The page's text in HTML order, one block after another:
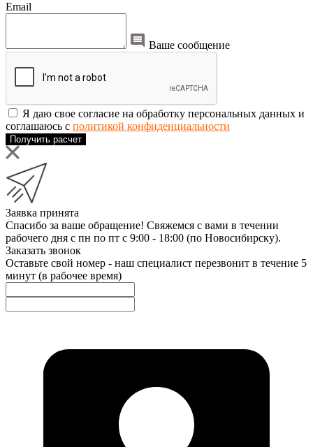
Email
Ваше сообщение
Я даю свое согласие на обработку персональных данных и
соглашаюсь с политикой конфиденциальности
Получить расчет
Заявка принята
Спасибо за ваше обращение! Свяжемся с вами в течении
рабочего дня с пн по пт с 9:00 - 18:00 (по Новосибирску).
Заказать звонок
Оставьте свой номер - наш специалист перезвонит в течение 5
минут (в рабочее время)